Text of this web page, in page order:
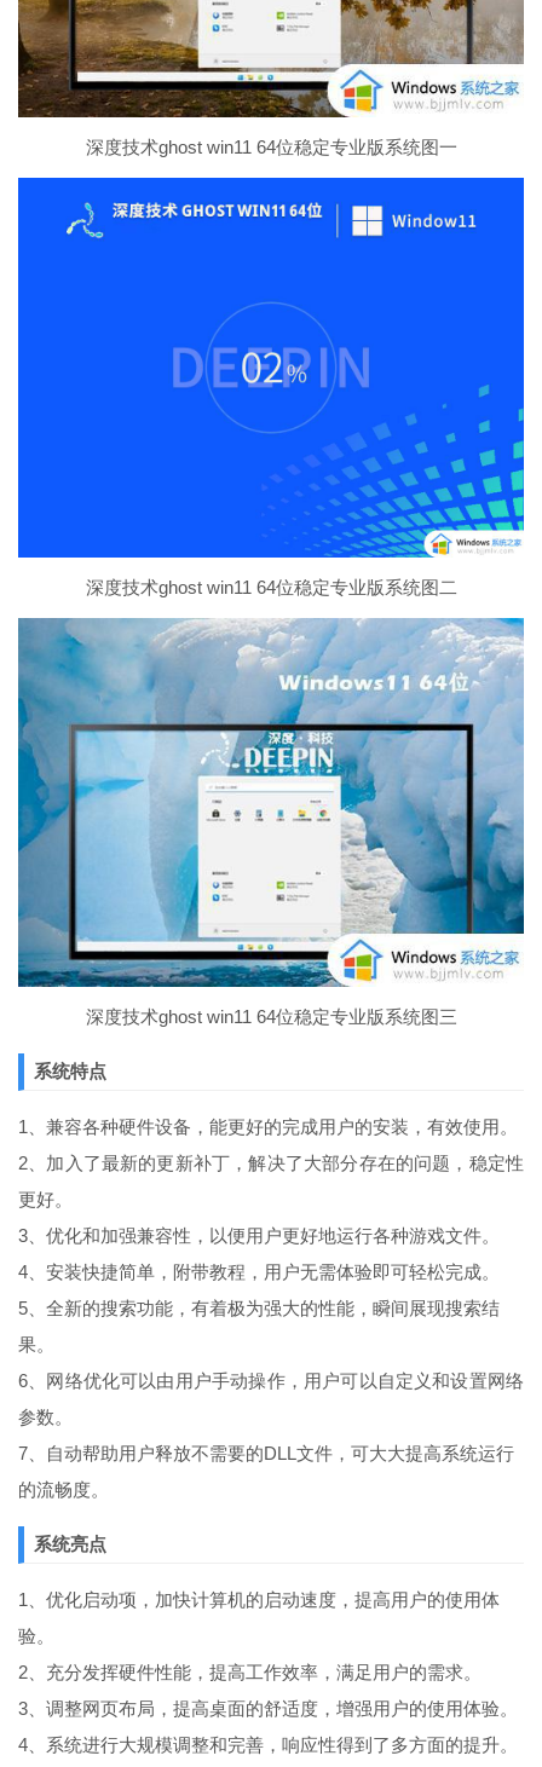
深度技术ghost win11 64位稳定专业版系统图一
深度技术ghost win11 64位稳定专业版系统图二
深度技术ghost win11 64位稳定专业版系统图三
系统特点
1、兼容各种硬件设备，能更好的完成用户的安装，有效使用。
2、加入了最新的更新补丁，解决了大部分存在的问题，稳定性
更好。
3、优化和加强兼容性，以便用户更好地运行各种游戏文件。
4、安装快捷简单，附带教程，用户无需体验即可轻松完成。
5、全新的搜索功能，有着极为强大的性能，瞬间展现搜索结
果。
6、网络优化可以由用户手动操作，用户可以自定义和设置网络
参数。
7、自动帮助用户释放不需要的DLL文件，可大大提高系统运行
的流畅度。
系统亮点
1、优化启动项，加快计算机的启动速度，提高用户的使用体
验。
2、充分发挥硬件性能，提高工作效率，满足用户的需求。
3、调整网页布局，提高桌面的舒适度，增强用户的使用体验。
4、系统进行大规模调整和完善，响应性得到了多方面的提升。